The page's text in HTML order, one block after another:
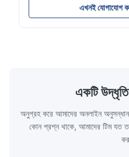
06700675190 মডেল নাম্বার.:
অবস্থান: পিছন পণ্য শর্ত: ব্র্যান্ড নিউ
এখনই যোগাযোগ
একটি
অনুগ্রহ করে আমাদের অনলাইন
কোন প্রশ্ন থাকে, আমাদের টিম যত